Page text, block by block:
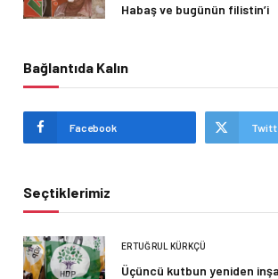
Habaş ve bugünün filistin’i
Bağlantıda Kalın
Facebook
Seçtiklerimiz
ERTUĞRUL KÜRKÇÜ
Üçüncü kutbun yeniden